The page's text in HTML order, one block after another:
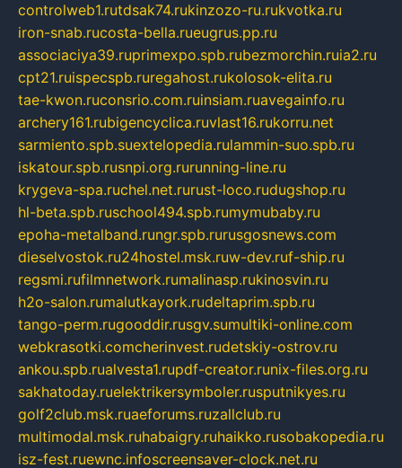
controlweb1.rutdsak74.rukinzozo-ru.rukvotka.ru
iron-snab.rucosta-bella.rueugrus.pp.ru
associaciya39.ruprimexpo.spb.rubezmorchin.ruia2.ru
cpt21.ruispecspb.ruregahost.rukolosok-elita.ru
tae-kwon.ruconsrio.com.ruinsiam.ruavegainfo.ru
archery161.rubigencyclica.ruvlast16.rukorru.net
sarmiento.spb.suextelopedia.rulammin-suo.spb.ru
iskatour.spb.rusnpi.org.rurunning-line.ru
krygeva-spa.ruchel.net.rurust-loco.rudugshop.ru
hl-beta.spb.ruschool494.spb.rumymubaby.ru
epoha-metalband.rungr.spb.rurusgosnews.com
dieselvostok.ru24hostel.msk.ruw-dev.ruf-ship.ru
regsmi.rufilmnetwork.rumalinasp.rukinosvin.ru
h2o-salon.rumalutkayork.rudeltaprim.spb.ru
tango-perm.rugooddir.rusgv.sumultiki-online.com
webkrasotki.comcherinvest.rudetskiy-ostrov.ru
ankou.spb.rualvesta1.rupdf-creator.runix-files.org.ru
sakhatoday.ruelektrikersymboler.rusputnikyes.ru
golf2club.msk.ruaeforums.ruzallclub.ru
multimodal.msk.ruhabaigry.ruhaikko.rusobakopedia.ru
isz-fest.ruewnc.infoscreensaver-clock.net.ru